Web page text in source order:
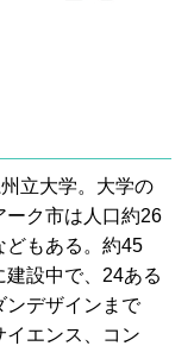
立大学。大学の
ーク市は人口約26
どもある。約45
設中で、24ある
ンデザインまで
イエンス、コン